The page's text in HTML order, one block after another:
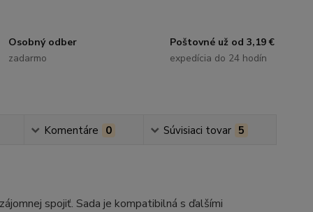
Osobný odber
zadarmo
Poštovné už od 3,19 €
expedícia do 24 hodín
Komentáre 0 Súvisiaci tovar 5
spojiť. Sada je kompatibilná s ďalšími